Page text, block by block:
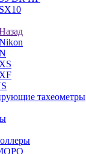
SX10
XS
XF
тахеометры